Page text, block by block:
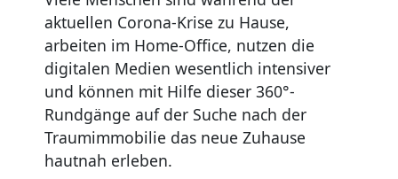
aktuellen Corona-Krise zu Hause,
arbeiten im Home-Office, nutzen die
digitalen Medien wesentlich intensiver
und können mit Hilfe dieser 360°-
Rundgänge auf der Suche nach der
Traumimmobilie das neue Zuhause
hautnah erleben.